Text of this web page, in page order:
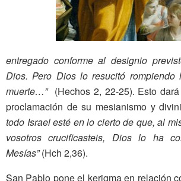
entregado conforme al designio
Dios. Pero Dios lo resucitó rompiendo
muerte…” (Hechos 2, 22-25). Esto
proclamación de su mesianismo y
todo Israel esté en lo cierto de que, al
vosotros crucificasteis, Dios lo ha
Mesías”(Hch 2,36).
San Pablo pone el kerigma en relación